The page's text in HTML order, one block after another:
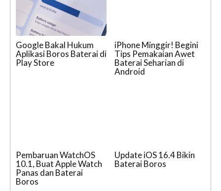
Google Bakal Hukum
Aplikasi Boros Baterai di
Play Store
iPhone Minggir! Begini
Tips Pemakaian Awet
Baterai Seharian di
Android
Pembaruan WatchOS
10.1, Buat Apple Watch
Panas dan Baterai
Boros
Update iOS 16.4 Bikin
Baterai Boros